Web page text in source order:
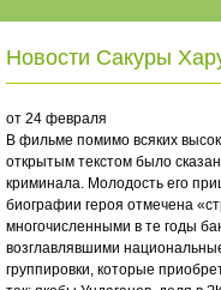
Новости Сакуры
от 24 февраля
В фильме помимо всяких
открытым текстом было
криминала. Молодость его
биографии героя отмечена
многочисленными в те годы
возглавлявшими
группировки, которые